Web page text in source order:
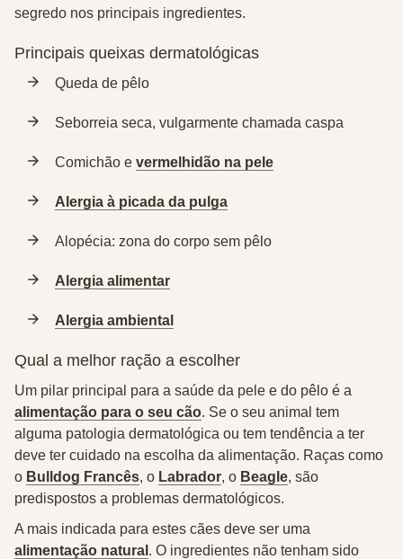
segredo nos principais ingredientes.
Principais queixas dermatológicas
Queda de pêlo
Seborreia seca, vulgarmente chamada caspa
Comichão e vermelhidão na pele
Alergia à picada da pulga
Alopécia: zona do corpo sem pêlo
Alergia alimentar
Alergia ambiental
Qual a melhor ração a escolher
Um pilar principal para a saúde da pele e do pêlo é a
alimentação para o seu cão. Se o seu animal tem
alguma patologia dermatológica ou tem tendência a ter
deve ter cuidado na escolha da alimentação. Raças como
o Bulldog Francês, o Labrador, o Beagle, são
predispostos a problemas dermatológicos.
A mais indicada para estes cães deve ser uma
alimentação natural . O ingredientes não tenham sido